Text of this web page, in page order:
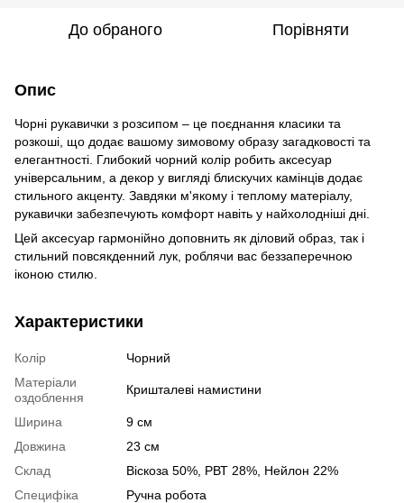
До обраного Порівняти
Опис
Чорні рукавички з розсипом – це поєднання класики та
розкоші, що додає вашому зимовому образу загадковості та
елегантності. Глибокий чорний колір робить аксесуар
універсальним, а декор у вигляді блискучих камінців додає
стильного акценту. Завдяки м'якому і теплому матеріалу,
рукавички забезпечують комфорт навіть у найхолодніші дні.
Цей аксесуар гармонійно доповнить як діловий образ, так і
стильний повсякденний лук, роблячи вас беззаперечною
іконою стилю.
Характеристики
Колір
Чорний
Матеріали
оздоблення
Кришталеві намистини
Ширина
9 см
Довжина
23 см
Склад
Віскоза 50%, РВТ 28%, Нейлон 22%
Специфіка
Ручна робота